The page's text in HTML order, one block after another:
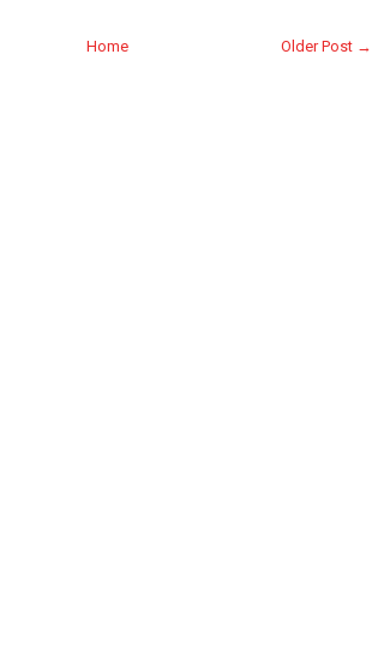
Older Post →
Home